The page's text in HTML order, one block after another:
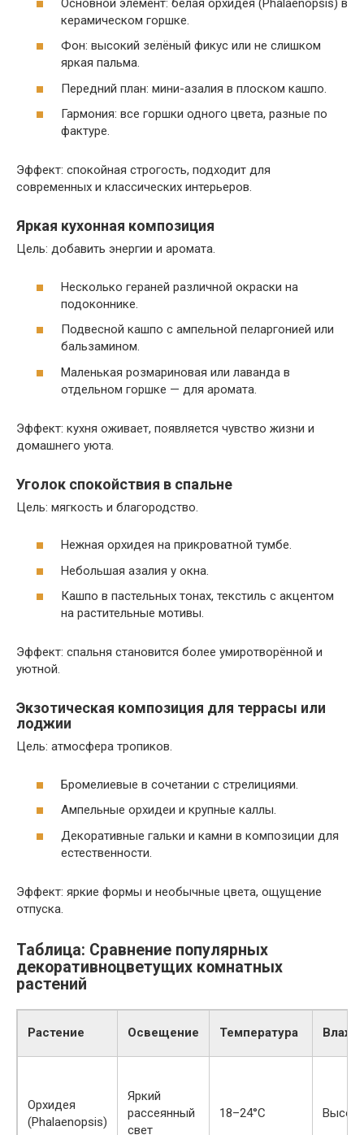
Основной элемент: белая орхидея (Phalaenopsis) в
керамическом горшке.
Фон: высокий зелёный фикус или не слишком
яркая пальма.
Передний план: мини-азалия в плоском кашпо.
Гармония: все горшки одного цвета, разные по
фактуре.
Эффект: спокойная строгость, подходит для
современных и классических интерьеров.
Яркая кухонная композиция
Цель: добавить энергии и аромата.
Несколько гераней различной окраски на
подоконнике.
Подвесной кашпо с ампельной пеларгонией или
бальзамином.
Маленькая розмариновая или лаванда в
отдельном горшке — для аромата.
Эффект: кухня оживает, появляется чувство жизни и
домашнего уюта.
Уголок спокойствия в спальне
Цель: мягкость и благородство.
Нежная орхидея на прикроватной тумбе.
Небольшая азалия у окна.
Кашпо в пастельных тонах, текстиль с акцентом
на растительные мотивы.
Эффект: спальня становится более умиротворённой и
уютной.
Экзотическая композиция для террасы или
лоджии
Цель: атмосфера тропиков.
Бромелиевые в сочетании с стрелициями.
Ампельные орхидеи и крупные каллы.
Декоративные гальки и камни в композиции для
естественности.
Эффект: яркие формы и необычные цвета, ощущение
отпуска.
Таблица: Сравнение популярных
декоративноцветущих комнатных
растений
Растение Освещение Температура
Орхидея
(Phalaenopsis)
Яркий
рассеянный
свет
18–24°C